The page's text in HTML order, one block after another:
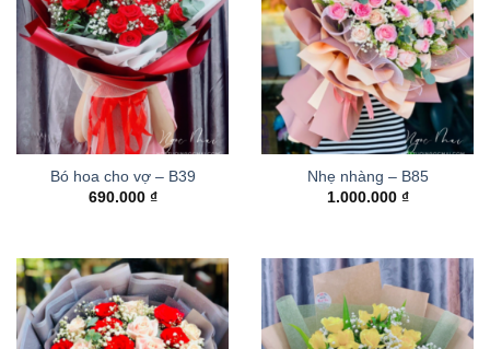
Bó hoa cho vợ – B39
690.000 ₫
Nhẹ nhàng – B85
1.000.000 ₫